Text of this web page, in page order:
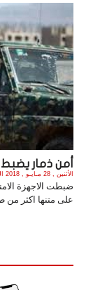
أمن ذمار يضبط طن و577 كجم
الأثنين , 28 مـايـو , 2018 الساعة 11:15:20 PM
ضبطت الاجهزة
على متنها اكثر